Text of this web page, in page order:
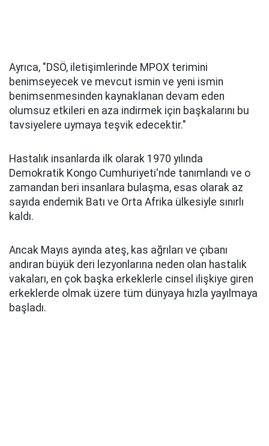
Ayrıca, "DSÖ, iletişimlerinde MPOX terimini
benimseyecek ve mevcut ismin ve yeni ismin
benimsenmesinden kaynaklanan devam eden
olumsuz etkileri en aza indirmek için başkalarını bu
tavsiyelere uymaya teşvik edecektir."
Hastalık insanlarda ilk olarak 1970 yılında
Demokratik Kongo Cumhuriyeti'nde tanımlandı ve o
zamandan beri insanlara bulaşma, esas olarak az
sayıda endemik Batı ve Orta Afrika ülkesiyle sınırlı
kaldı.
Ancak Mayıs ayında ateş, kas ağrıları ve çıbanı
andıran büyük deri lezyonlarına neden olan hastalık
vakaları, en çok başka erkeklerle cinsel ilişkiye giren
erkeklerde olmak üzere tüm dünyaya hızla yayılmaya
başladı.